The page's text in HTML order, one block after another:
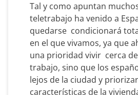
Tal y como apuntan
teletrabajo ha venido a
quedarse condicionará
en el que vivamos, ya que
una prioridad vivir cerca
trabajo, sino que los
lejos de la ciudad y
características de la